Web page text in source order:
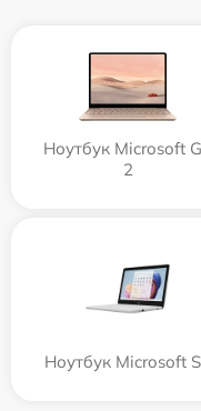
Ноутбук Microsoft
2
Ноутбук Microsoft